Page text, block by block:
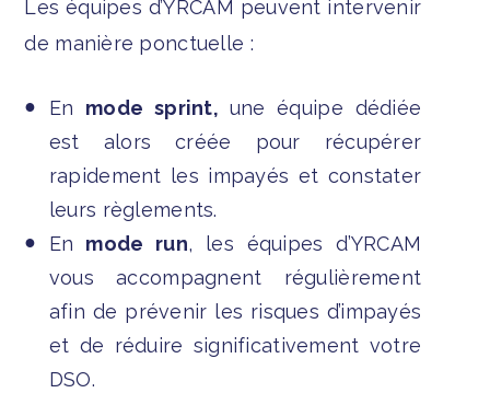
Les équipes d’YRCAM peuvent intervenir
de manière ponctuelle :
En mode sprint, une équipe dédiée
est alors créée pour récupérer
rapidement les impayés et constater
leurs règlements.
En mode run, les équipes d’YRCAM
vous accompagnent régulièrement
afin de prévenir les risques d’impayés
et de réduire significativement votre
DSO.